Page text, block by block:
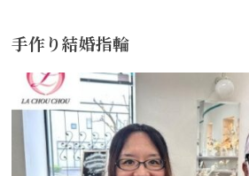
手作り結婚指輪